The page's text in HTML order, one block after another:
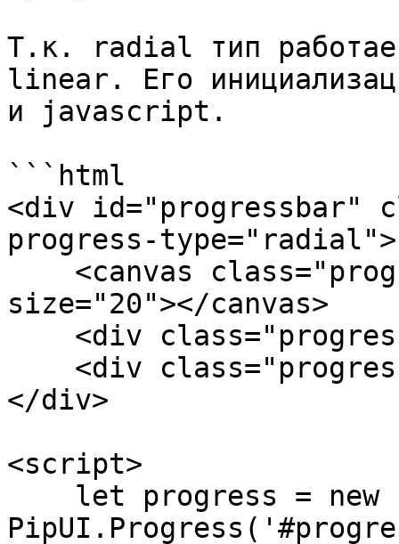
Т.к. radial тип
linear. Его
и javascript.
```html
<div id="progressbar"
progress-type="radial">
size="20"></canvas>
</div>
<script>